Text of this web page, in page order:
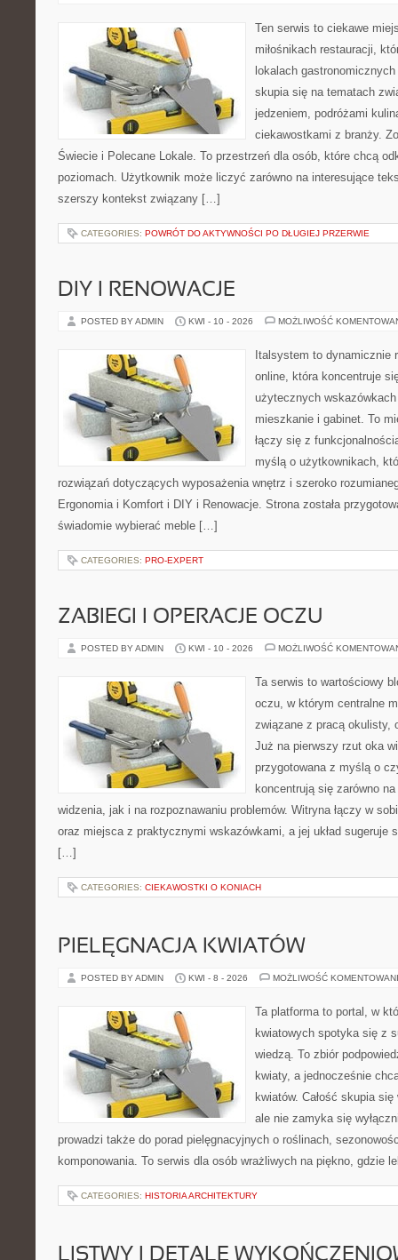
Ten serwis to ciekawe
miłośnikach restauracji,
lokalach
skupia się na tematach
jedzeniem, podróżami
ciekawostkami z branży.
Świecie i Polecane Lokale. To przestrzeń dla osób, które chcą
poziomach. Użytkownik może liczyć zarówno na interesujące
szerszy kontekst związany […]
CATEGORIES: POWRÓT DO AKTYWNOŚCI PO DŁUGIEJ PRZERWIE
DIY I RENOWACJE
POSTED BY ADMIN KWI - 10 - 2026 MOŻLIWOŚĆ
Italsystem to dynamicznie
online, która koncentruje
użytecznych
mieszkanie i gabinet. To
łączy się z
myślą o użytkownikach,
rozwiązań dotyczących wyposażenia wnętrz i szeroko
Ergonomia i Komfort i DIY i Renowacje. Strona została
świadomie wybierać meble […]
CATEGORIES: PRO-EXPERT
ZABIEGI I OPERACJE OCZU
POSTED BY ADMIN KWI - 10 - 2026 MOŻLIWOŚĆ
Ta serwis to wartościowy
oczu, w którym centralne
związane z pracą okulisty,
Już na pierwszy rzut oka
przygotowana z myślą o
koncentrują się zarówno
widzenia, jak i na rozpoznawaniu problemów. Witryna łączy w
oraz miejsca z praktycznymi wskazówkami, a jej układ sugeruje
[…]
CATEGORIES: CIEKAWOSTKI O KONIACH
PIELĘGNACJA KWIATÓW
POSTED BY ADMIN KWI - 8 - 2026 MOŻLIWOŚĆ
Ta platforma to portal, w
kwiatowych spotyka się z
wiedzą. To zbiór
kwiaty, a jednocześnie
kwiatów. Całość skupia
ale nie zamyka się
prowadzi także do porad pielęgnacyjnych o roślinach,
komponowania. To serwis dla osób wrażliwych na piękno, gdzie
CATEGORIES: HISTORIA ARCHITEKTURY
LISTWY I DETALE